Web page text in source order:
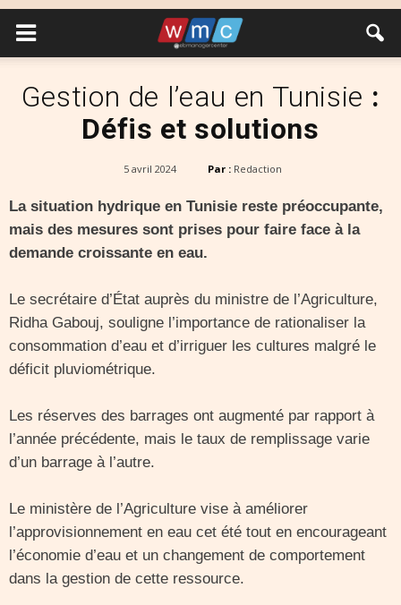
Gestion de l’eau en Tunisie :
Défis et solutions
5 avril 2024 Par : Redaction
La situation hydrique en Tunisie reste préoccupante,
mais des mesures sont prises pour faire face à la
demande croissante en eau.
Le secrétaire d’État auprès du ministre de l’Agriculture,
Ridha Gabouj, souligne l’importance de rationaliser la
consommation d’eau et d’irriguer les cultures malgré le
déficit pluviométrique.
Les réserves des barrages ont augmenté par rapport à
l’année précédente, mais le taux de remplissage varie
d’un barrage à l’autre.
Le ministère de l’Agriculture vise à améliorer
l’approvisionnement en eau cet été tout en encourageant
l’économie d’eau et un changement de comportement
dans la gestion de cette ressource.